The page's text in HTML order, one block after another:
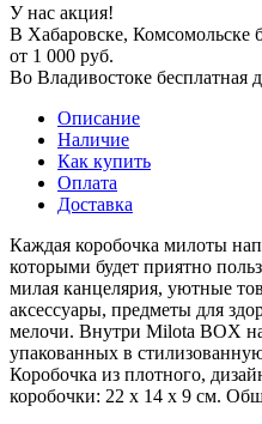
У нас акция!
В Хабаровске, Комсомольске
от 1 000 руб.
Во Владивостоке бесплатная
Описание
Наличие
Как купить
Оплата
Доставка
Каждая коробочка милоты
которыми будет приятно
милая канцелярия, уютные
аксессуары, предметы для
мелочи. Внутри Milota BOX
упакованных в
Коробочка из плотного,
коробочки: 22 х 14 х 9 см.